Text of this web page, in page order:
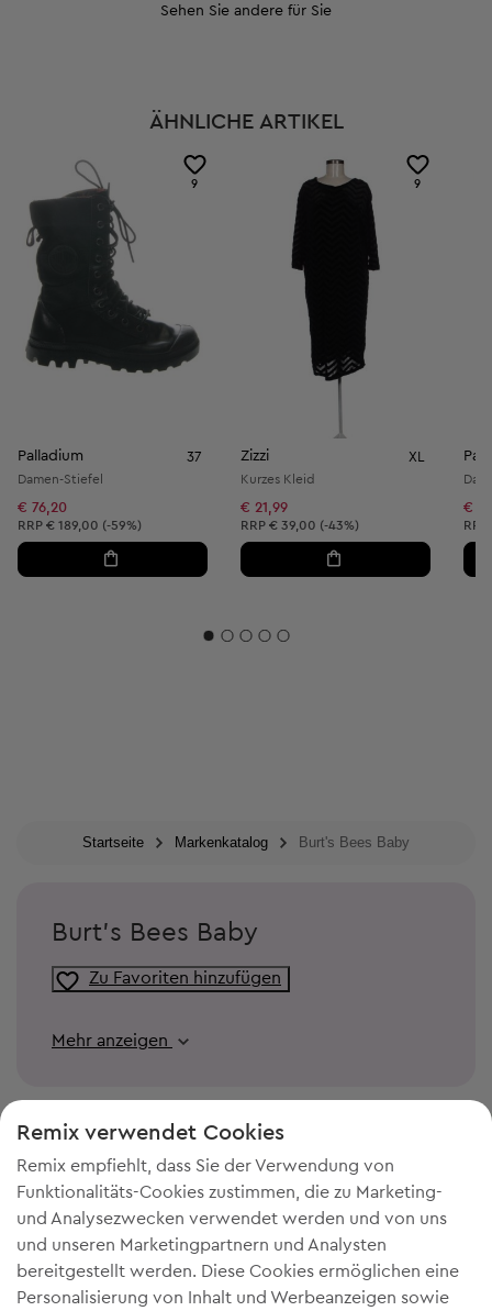
Sehen Sie andere für Sie
ÄHNLICHE ARTIKEL
9
Palladium 37
Damen-Stiefel
€ 76,20
Unverbindliche Preisempfehlung:
RRP € 189,00 (-59%)
9
Zizzi XL
Kurzes Kleid
€ 21,99
Unverbindliche Preisempfehlung:
RRP € 39,00 (-43%)
€
RRP
Startseite Markenkatalog Burt's Bees Baby
Burt's Bees Baby
Zu Favoriten hinzufügen
Mehr anzeigen
DU BRAUCHST MEHR PLATZ IN
Remix verwendet Cookies
Remix empfiehlt, dass Sie der Verwendung von
Funktionalitäts-Cookies zustimmen, die zu Marketing-
und Analysezwecken verwendet werden und von uns
und unseren Marketingpartnern und Analysten
bereitgestellt werden. Diese Cookies ermöglichen eine
Personalisierung von Inhalt und Werbeanzeigen sowie